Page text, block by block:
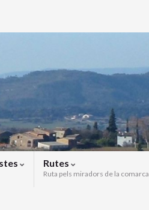
Rutes
Ruta pels miradors de la comarca